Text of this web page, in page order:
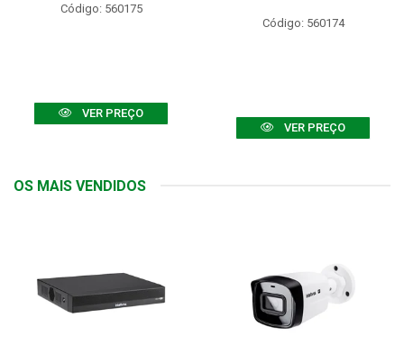
Código: 560175
VER PREÇO
Código: 560174
VER PREÇO
OS MAIS VENDIDOS